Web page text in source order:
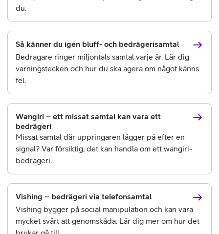
du.
Så känner du igen bluff- och bedrägerisamtal
Bedragare ringer miljontals samtal varje år. Lär dig
varningstecken och hur du ska agera om något känns
fel.
Wangiri – ett missat samtal kan vara ett
bedrägeri
Missat samtal där uppringaren lägger på efter en
signal? Var försiktig, det kan handla om ett wangiri-
bedrägeri.
Vishing – bedrägeri via telefonsamtal
Vishing bygger på social manipulation och kan vara
mycket svårt att genomskåda. Lär dig mer om hur det